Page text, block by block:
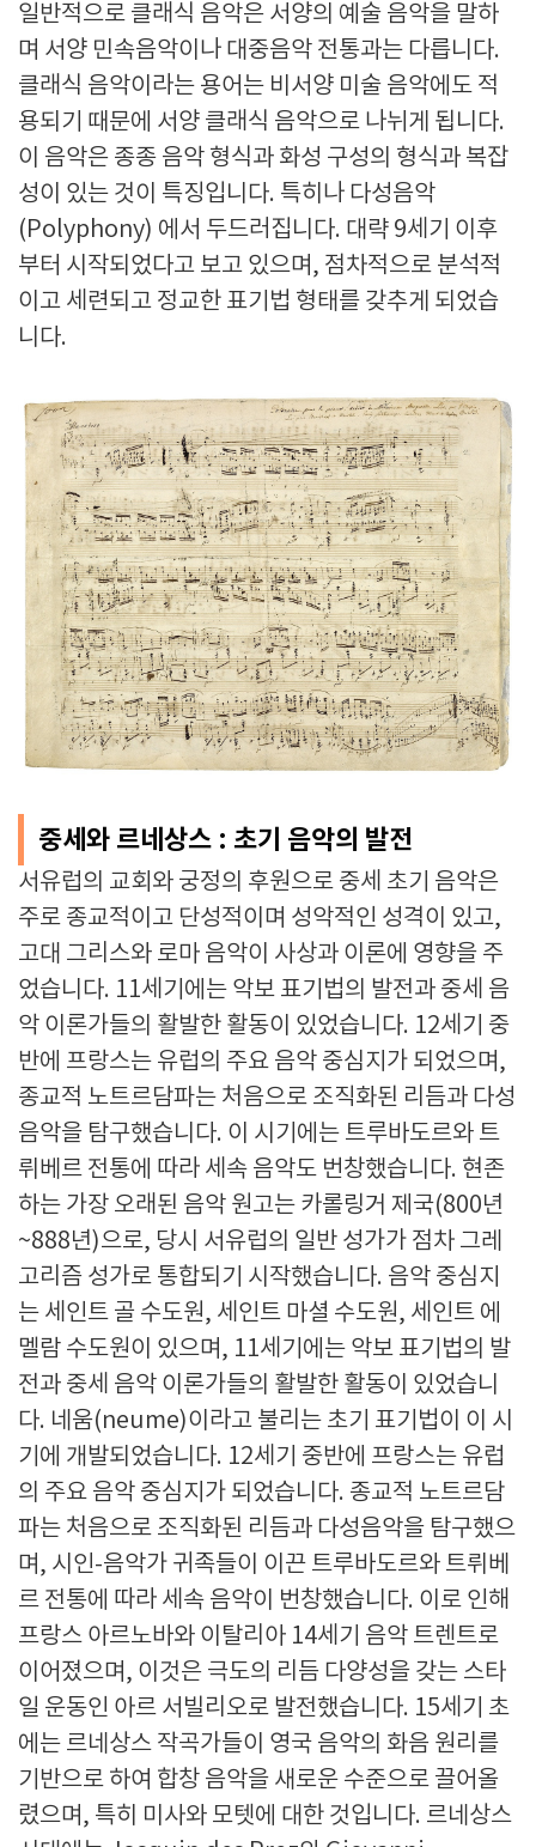
일반적으로 클래식 음악은 서양의 예술 음악을 말하
며 서양 민속음악이나 대중음악 전통과는 다릅니다.
클래식 음악이라는 용어는 비서양 미술 음악에도 적
용되기 때문에 서양 클래식 음악으로 나뉘게 됩니다.
이 음악은 종종 음악 형식과 화성 구성의 형식과 복잡
성이 있는 것이 특징입니다. 특히나 다성음악
(Polyphony) 에서 두드러집니다. 대략 9세기 이후
부터 시작되었다고 보고 있으며, 점차적으로 분석적
이고 세련되고 정교한 표기법 형태를 갖추게 되었습
니다.
중세와 르네상스 : 초기 음악의 발전
서유럽의 교회와 궁정의 후원으로 중세 초기 음악은
주로 종교적이고 단성적이며 성악적인 성격이 있고,
고대 그리스와 로마 음악이 사상과 이론에 영향을 주
었습니다. 11세기에는 악보 표기법의 발전과 중세 음
악 이론가들의 활발한 활동이 있었습니다. 12세기 중
반에 프랑스는 유럽의 주요 음악 중심지가 되었으며,
종교적 노트르담파는 처음으로 조직화된 리듬과 다성
음악을 탐구했습니다. 이 시기에는 트루바도르와 트
뤼베르 전통에 따라 세속 음악도 번창했습니다. 현존
하는 가장 오래된 음악 원고는 카롤링거 제국(800년
~888년)으로, 당시 서유럽의 일반 성가가 점차 그레
고리즘 성가로 통합되기 시작했습니다. 음악 중심지
는 세인트 골 수도원, 세인트 마셜 수도원, 세인트 에
멜람 수도원이 있으며, 11세기에는 악보 표기법의 발
전과 중세 음악 이론가들의 활발한 활동이 있었습니
다. 네움(neume)이라고 불리는 초기 표기법이 이 시
기에 개발되었습니다. 12세기 중반에 프랑스는 유럽
의 주요 음악 중심지가 되었습니다. 종교적 노트르담
파는 처음으로 조직화된 리듬과 다성음악을 탐구했으
며, 시인-음악가 귀족들이 이끈 트루바도르와 트뤼베
르 전통에 따라 세속 음악이 번창했습니다. 이로 인해
프랑스 아르노바와 이탈리아 14세기 음악 트렌트로
이어졌으며, 이것은 극도의 리듬 다양성을 갖는 스타
일 운동인 아르 서빌리오로 발전했습니다. 15세기 초
에는 르네상스 작곡가들이 영국 음악의 화음 원리를
기반으로 하여 합창 음악을 새로운 수준으로 끌어올
렸으며, 특히 미사와 모텟에 대한 것입니다. 르네상스